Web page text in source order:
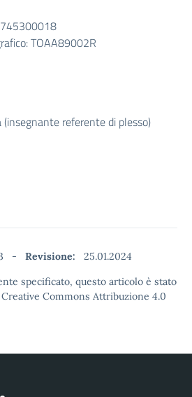
TOAA89002R
(insegnante referente di plesso)
- Revisione:
25.01.2024
specificato, questo articolo è stato
Commons Attribuzione 4.0